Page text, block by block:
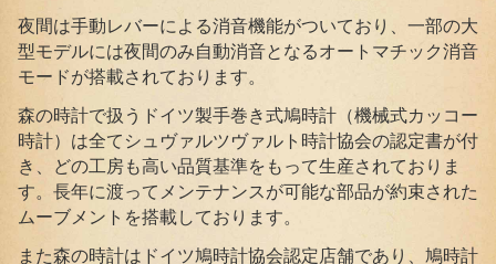
夜間は手動レバーによる消音機能がついており、一部の大
型モデルには夜間のみ自動消音となるオートマチック消音
モードが搭載されております。
森の時計で扱うドイツ製手巻き式鳩時計（機械式カッコー
時計）は全てシュヴァルツヴァルト時計協会の認定書が付
き、どの工房も高い品質基準をもって生産されておりま
す。長年に渡ってメンテナンスが可能な部品が約束された
ムーブメントを搭載しております。
また森の時計はドイツ鳩時計協会認定店舗であり、鳩時計